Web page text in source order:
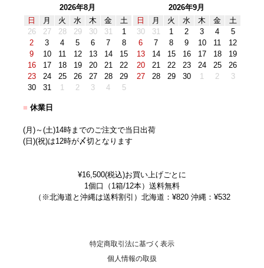
2026年8月
日
月 火 水 木 金
土
26
27 28 29 30 31
1
2
3 4 5 6 7
8
9
10 11 12 13 14
15
16
17 18 19 20 21
22
23
24 25 26 27 28
29
30
31 1 2 3 4 5
2026年9月
日
月 火 水 木 金
土
30
31 1 2 3 4
5
6
7 8 9 10 11
12
13
14 15 16 17 18
19
20
21 22 23 24 25
26
27
28 29 30 1 2 3
■ 休業日
(月)～(土)14時までのご注文で当日出荷
(日)(祝)は12時が〆切となります
¥16,500(税込)お買い上げごとに
1個口（1箱/12本）送料無料
（※北海道と沖縄は送料割引）北海道：¥820 沖縄：¥532
特定商取引法に基づく表示
個人情報の取扱